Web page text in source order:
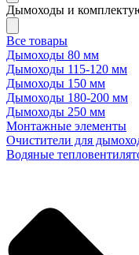
Дымоходы и
Все товары
Дымоходы 80 мм
Дымоходы 115-120 мм
Дымоходы 150 мм
Дымоходы 180-200 мм
Дымоходы 250 мм
Монтажные элементы
Очистители для
Водяные